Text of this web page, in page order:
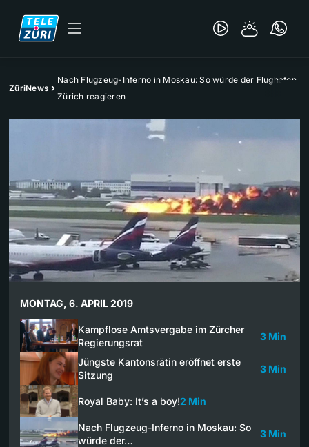
ZüriNews
Nach Flugzeug-Inferno in Moskau: So würde der Flughafen
Zürich reagieren
MONTAG, 6. APRIL 2019
Kampflose Amtsvergabe im Zürcher
Regierungsrat
3 Min
Jüngste Kantonsrätin eröffnet erste
Sitzung
3 Min
Royal Baby: It’s a boy!2 Min
Nach Flugzeug-Inferno in Moskau: So
würde der…
3 Min